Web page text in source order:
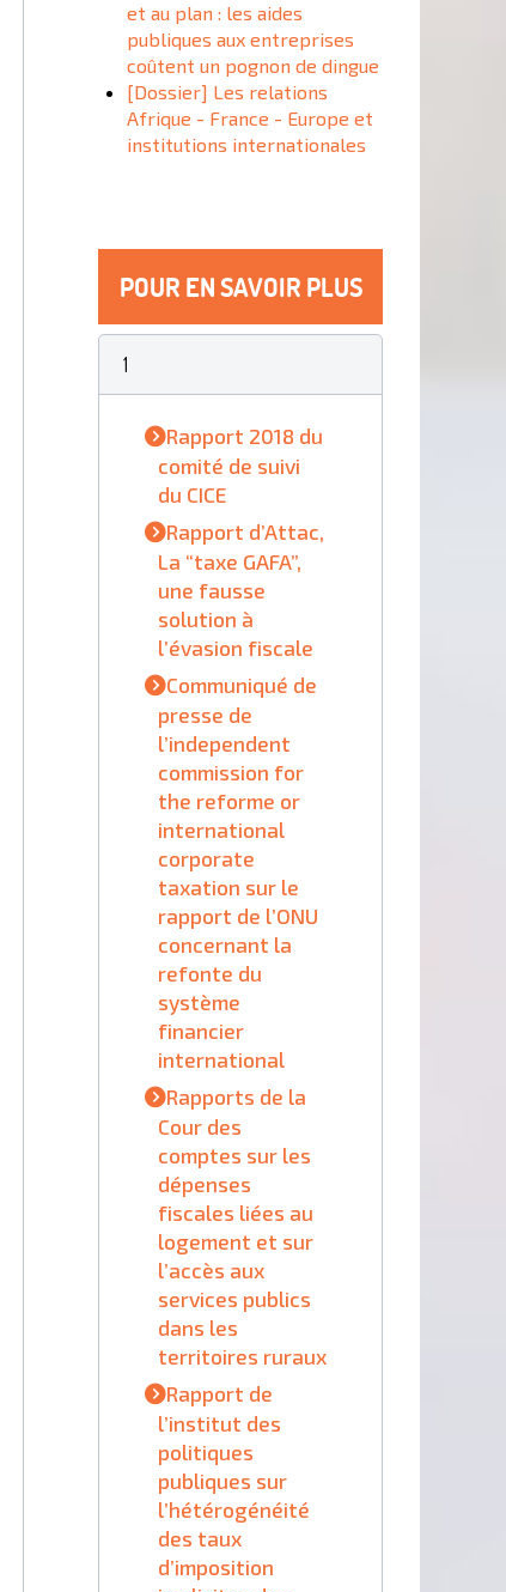
et au plan : les aides
publiques aux entreprises
coûtent un pognon de dingue
[Dossier] Les relations
Afrique - France - Europe et
institutions internationales
POUR EN SAVOIR PLUS
1
Rapport 2018 du
comité de suivi
du CICE
Rapport d’Attac,
La “taxe GAFA”,
une fausse
solution à
l’évasion fiscale
Communiqué de
presse de
l’independent
commission for
the reforme or
international
corporate
taxation sur le
rapport de l’ONU
concernant la
refonte du
système
financier
international
Rapports de la
Cour des
comptes sur les
dépenses
fiscales liées au
logement et sur
l’accès aux
services publics
dans les
territoires ruraux
Rapport de
l’institut des
politiques
publiques sur
l’hétérogénéité
des taux
d’imposition